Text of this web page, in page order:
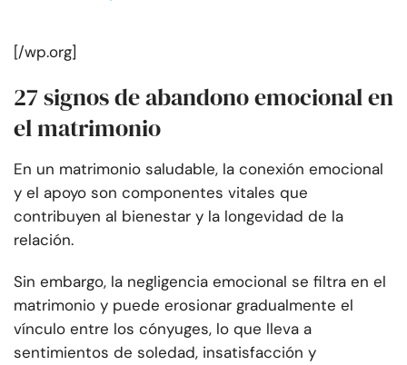
[/wp.org]
27 signos de abandono emocional en
el matrimonio
En un matrimonio saludable, la conexión emocional
y el apoyo son componentes vitales que
contribuyen al bienestar y la longevidad de la
relación.
Sin embargo, la negligencia emocional se filtra en el
matrimonio y puede erosionar gradualmente el
vínculo entre los cónyuges, lo que lleva a
sentimientos de soledad, insatisfacción y